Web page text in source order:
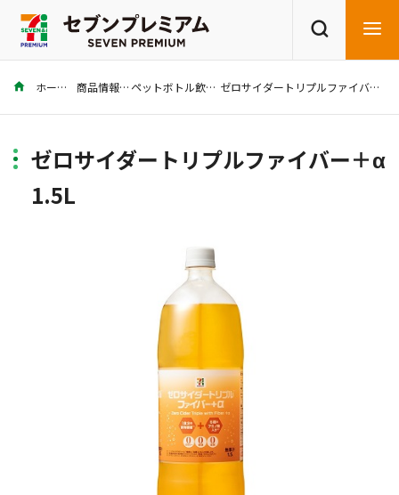
商品を探す レシピを探す
ホーム 商品情報 ペットボトル飲料 ゼロサイダートリプルファイバー＋α 1.5L
ゼロサイダートリプルファイバー＋α
1.5L